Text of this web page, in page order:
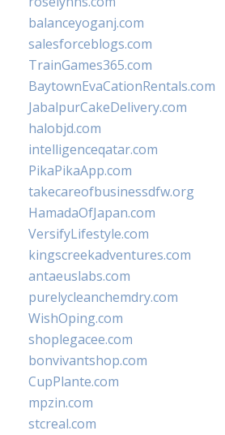
balanceyoganj.com
salesforceblogs.com
TrainGames365.com
BaytownEvaCationRentals.com
JabalpurCakeDelivery.com
halobjd.com
intelligenceqatar.com
PikaPikaApp.com
takecareofbusinessdfw.org
HamadaOfJapan.com
VersifyLifestyle.com
kingscreekadventures.com
antaeuslabs.com
purelycleanchemdry.com
WishOping.com
shoplegacee.com
bonvivantshop.com
CupPlante.com
mpzin.com
stcreal.com